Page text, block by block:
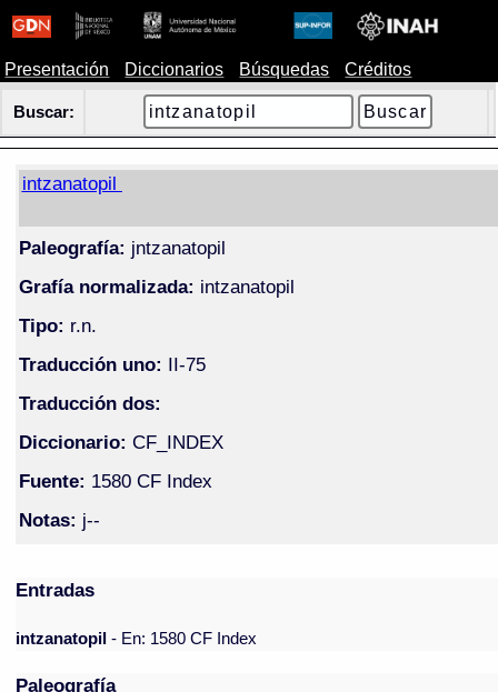
Presentación Diccionarios Búsquedas Créditos
Buscar:
intzanatopil
Paleografía: jntzanatopil
Grafía normalizada: intzanatopil
Tipo: r.n.
Traducción uno: II-75
Traducción dos:
Diccionario: CF_INDEX
Fuente: 1580 CF Index
Notas: j--
Entradas
intzanatopil- En: 1580 CF Index
Paleografía